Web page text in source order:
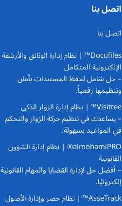
اتصل بنا
اتصل بنا
Docufiles™ | نظام إدارة الوثائق والأرشفة
الإلكترونية المتكامل
– حل شامل لحفظ المستندات بأمان
وتنظيمها رقمياً.
Visitree™ | نظام إدارة الزوار الذكي
– يساعدك في تنظيم حركة الزوار والتحكم
في المواعيد بسهولة.
almohamiPRO® | نظام إدارة الشؤون
القانونية
– أفضل حل لإدارة القضايا والمهام القانونية
إلكترونيًا.
AsseTrack™ | نظام حصر وإدارة الأصول